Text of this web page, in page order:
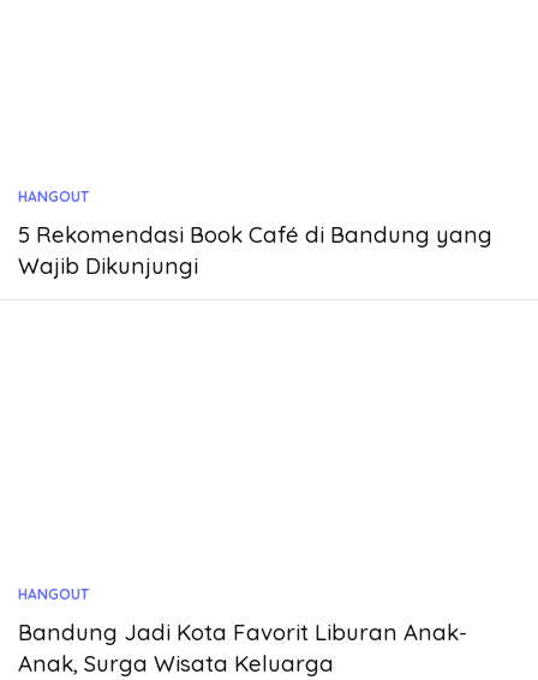
HANGOUT
5 Rekomendasi Book Café di Bandung yang
Wajib Dikunjungi
HANGOUT
Bandung Jadi Kota Favorit Liburan Anak-
Anak, Surga Wisata Keluarga